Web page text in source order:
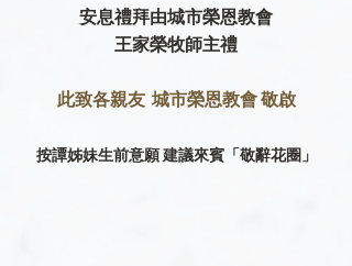
安息禮拜由城市榮恩教會
王家榮牧師主禮
此致各親友  城市榮恩教會 敬啟
按譚姊妹生前意願 建議來賓「敬辭花圈」